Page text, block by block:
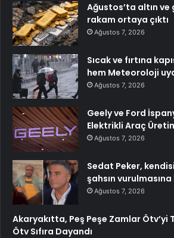
Ağustos’ta altın
rakam ortaya çıktı
Ağustos 7, 2026
Sıcak ve fırtına
hem Meteoroloji
Ağustos 7, 2026
Geely ve Ford
Elektrikli Araç
Ağustos 7, 2026
Sedat Peker,
şahsın
Ağustos 7, 2026
Akaryakıtta, Peş Peşe Zamlar
Ötv Sıfıra Dayandı